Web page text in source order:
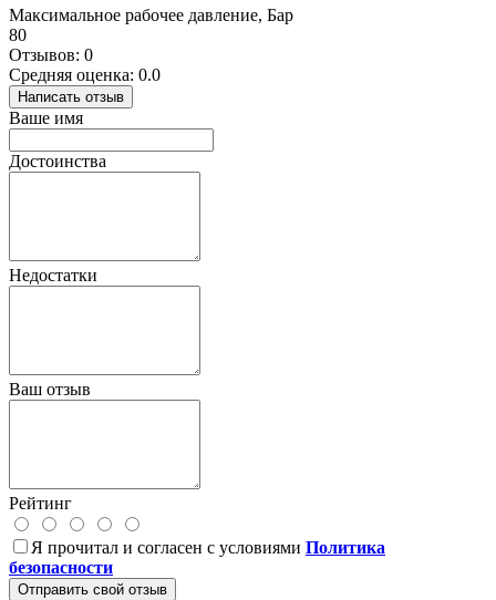
Максимальное рабочее давление, Бар
80
Отзывов: 0
Средняя оценка: 0.0
Написать отзыв
Ваше имя
Достоинства
Недостатки
Ваш отзыв
Рейтинг
Я прочитал и согласен с условиями Политика
безопасности
Отправить свой отзыв